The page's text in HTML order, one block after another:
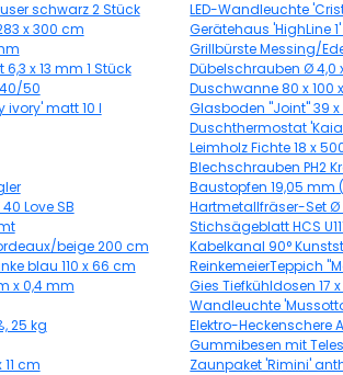
schwarz 2 Stück
LED-Wandleuchte
x 300 cm
Gerätehaus 'HighLine
Grillbürste Messing/
x 13 mm 1 Stück
Dübelschrauben Ø 4,0
50
Duschwanne 80 x 100
ivory' matt 10 l
Glasboden "Joint" 39
Duschthermostat
Leimholz Fichte 18 x
Blechschrauben PH2
Baustopfen 19,05 mm
Love SB
Hartmetallfräser-Set
Stichsägeblatt HCS
beige 200 cm
Kabelkanal 90°
blau 110 x 66 cm
ReinkemeierTeppich
x 0,4 mm
Gies Tiefkühldosen 17 x
Wandleuchte
25 kg
Elektro-Heckenschere
Gummibesen mit
cm
Zaunpaket 'Rimini'